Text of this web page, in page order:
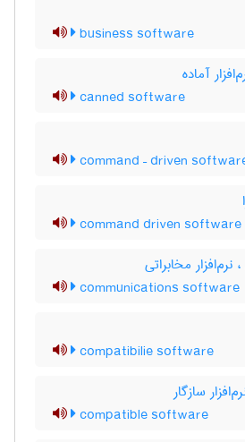
business software
آماده
canned software
command – driven
command driven software
نرم‌افزار مخابراتی
communications software
compatibilie software
سازگار
compatible software